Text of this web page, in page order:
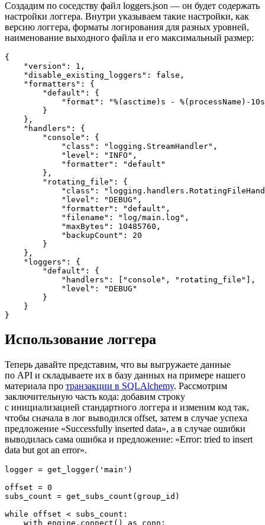
Создадим по соседству файл loggers.json — он будет содержать
настройки логгера. Внутри указываем такие настройки, как
версию логгера, форматы логирования для разных уровней,
наименование выходного файла и его максимальный размер:
{
    "version": 1,
    "disable_existing_loggers": false,
    "formatters": {
        "default": {
"format": "%(asctime)s - %(processName)-
        }
    },
    "handlers": {
        "console": {
            "class": "logging.StreamHandler",
            "level": "INFO",
            "formatter": "default"
        },
        "rotating_file": {
"class":
            "level": "DEBUG",
            "formatter": "default",
            "filename": "log/main.log",
            "maxBytes": 10485760,
            "backupCount": 20
        }
    },
    "loggers": {
        "default": {
            "handlers": ["console", "rotating_file"],
            "level": "DEBUG"
        }
    }
}
Использование логгера
Теперь давайте представим, что вы выгружаете данные
по API и складываете их в базу данных на примере нашего
материала про транзакции в SQLAlchemy. Рассмотрим
заключительную часть кода: добавим строку
с инициализацией стандартного логгера и изменим код так,
чтобы сначала в лог выводился offset, затем в случае успеха
предложение «Successfully inserted data», а в случае ошибки
выводилась сама ошибка и предложение: «Error: tried to insert
data but got an error».
logger = get_logger('main')
offset = 0
subs_count = get_subs_count(group_id)
while offset < subs_count:
    with engine.connect() as conn: